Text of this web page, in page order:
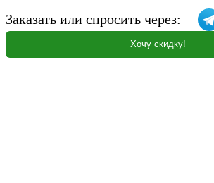
Заказать или спросить через:
Хочу скидку!